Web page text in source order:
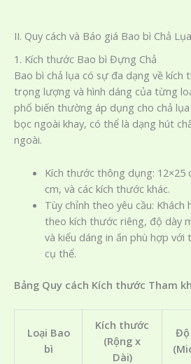
II. Quy cách và Báo giá Bao bì Chả Lụa
1. Kích thước Bao bì Đựng Chả
Bao bì chả lụa có sự đa dạng về kích
trọng lượng và hình dáng của từng
phổ biến thường áp dụng cho chả
bọc ngoài khay, có thể là dạng hút
ngoài.
Kích thước thông dụng: 12×25
cm, và các kích thước khác.
Tùy chỉnh theo yêu cầu:
theo kích thước riêng, độ dày
và kiểu dáng in ấn phù hợp
cụ thể.
Bảng Quy cách Kích thước Tham
Loại Bao
bì
Kích thước
(Rộng x
Dài)
Độ